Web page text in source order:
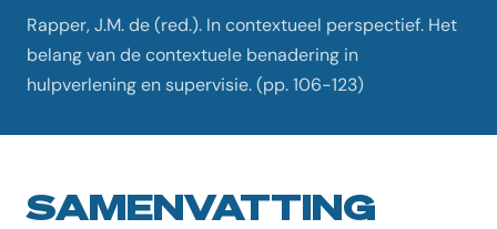
Rapper, J.M. de (red.). In contextueel perspectief. Het
belang van de contextuele benadering in
hulpverlening en supervisie. (pp. 106-123)
SAMENVATTING